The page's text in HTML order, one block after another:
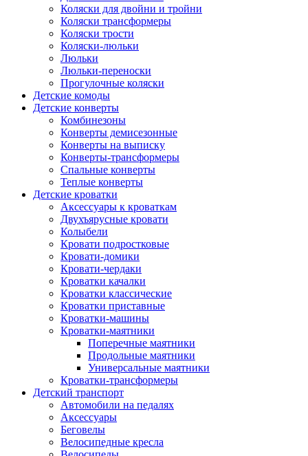
Коляски для двойни и тройни
Коляски трансформеры
Коляски трости
Коляски-люльки
Люльки
Люльки-переноски
Прогулочные коляски
Детские комоды
Детские конверты
Комбинезоны
Конверты демисезонные
Конверты на выписку
Конверты-трансформеры
Спальные конверты
Теплые конверты
Детские кроватки
Аксессуары к кроваткам
Двухъярусные кровати
Колыбели
Кровати подростковые
Кровати-домики
Кровати-чердаки
Кроватки качалки
Кроватки классические
Кроватки приставные
Кроватки-машины
Кроватки-маятники
Поперечные маятники
Продольные маятники
Универсальные маятники
Кроватки-трансформеры
Детский транспорт
Автомобили на педалях
Аксессуары
Беговелы
Велосипедные кресла